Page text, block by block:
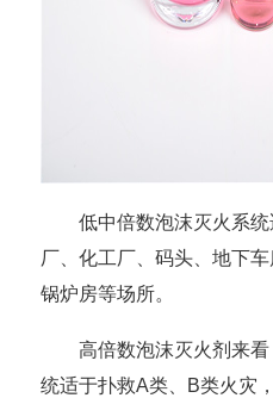
低中倍数泡沫灭火系统
厂、化工厂、码头、地下
锅炉房等场所。
高倍数泡沫灭火剂来看
统适于扑救A类、B类火灾